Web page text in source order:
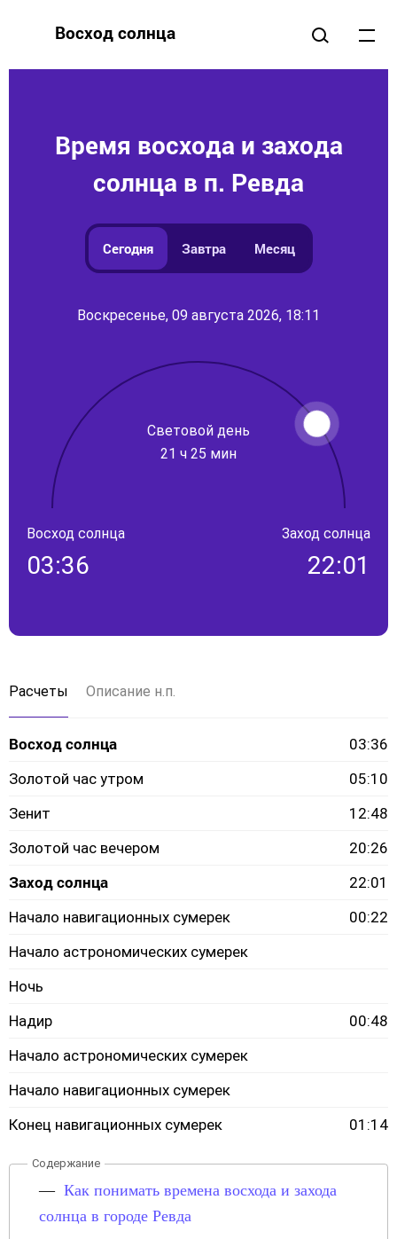
Восход солнца
Время восхода и захода
солнца в п. Ревда
Сегодня Завтра Месяц
Воскресенье, 09 августа 2026, 18:11
Световой день
21 ч 25 мин
Восход солнца
03:36
Заход солнца
22:01
Расчеты Описание н.п.
Восход солнца
03:36
Золотой час утром
05:10
Зенит
12:48
Золотой час вечером
20:26
Заход солнца
22:01
Начало навигационных сумерек
00:22
Начало астрономических сумерек
Ночь
Надир
00:48
Начало астрономических сумерек
Начало навигационных сумерек
Конец навигационных сумерек
01:14
Как понимать времена восхода и захода
солнца в городе Ревда